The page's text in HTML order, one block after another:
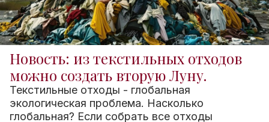
Новость: из текстильных отходов
можно создать вторую Луну.
Текстильные отходы - глобальная
экологическая проблема. Насколько
глобальная? Если собрать все отходы